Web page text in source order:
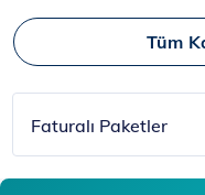
Tüm
Faturalı Paketler